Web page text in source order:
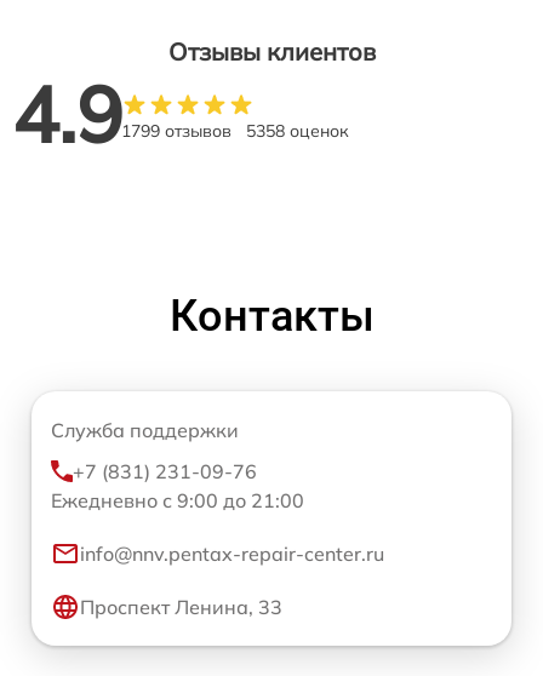
Отзывы клиентов
4.91799 отзывов 5358 оценок
Контакты
Служба поддержки
+7 (831) 231-09-76
Ежедневно с 9:00 до 21:00
info@nnv.pentax-repair-center.ru
Проспект Ленина, 33